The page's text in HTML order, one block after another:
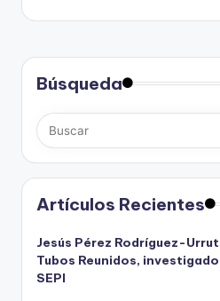
Búsqueda
Artículos Recientes
Jesús Pérez Rodríguez-
Tubos Reunidos,
SEPI